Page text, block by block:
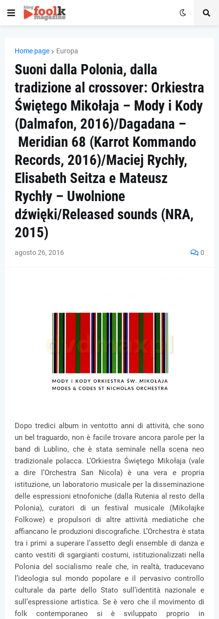
Home page Europa
Suoni dalla Polonia, dalla
tradizione al crossover: Orkiestra
Świętego Mikołaja – Mody i Kody
(Dalmafon, 2016)/Dagadana –
Meridian 68 (Karrot Kommando
Records, 2016)/Maciej Rychły,
Elisabeth Seitza e Mateusz
Rychły – Uwolnione
dźwięki/Released sounds (NRA,
2015)
agosto 26, 2016 0
Dopo tredici album in ventotto anni di attività, che sono
un bel traguardo, non è facile trovare ancora parole per la
band di Lublino, che è stata seminale nella scena neo
tradizionale polacca. L’Orkiestra Świętego Mikołaja (vale
a dire l’Orchestra San Nicola) è una vera e propria
istituzione, un laboratorio musicale per la disseminazione
delle espressioni etnofoniche (dalla Rutenia al resto della
Polonia), curatori di un festival musicale (Mikołajke
Folkowe) e propulsori di altre attività mediatiche che
affiancano le produzioni discografiche. L’Orchestra è stata
tra i primi a superare l’assetto degli ensemble di danza e
canto vestiti di sgargianti costumi, istituzionalizzati nella
Polonia del socialismo reale che, in realtà, traducevano
l’ideologia sul mondo popolare e il pervasivo controllo
culturale da parte dello Stato sull’identità nazionale e
sull’espressione artistica. Se è vero che il movimento di
folk contemporaneo si è sviluppato proprio in